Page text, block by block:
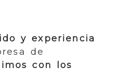
y experiencia
de
con los